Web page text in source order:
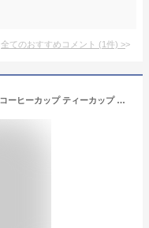
全てのおすすめコメント (1件) >
マグカップ I Love Music 音楽が好き コーヒーカップ ティーカップ コップ 面白い食器 かわいい 陶器 大容量 プレゼント